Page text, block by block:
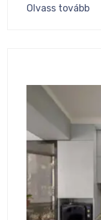
Olvass tovább